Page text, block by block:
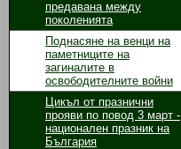
предавана между
поколенията
Поднасяне на венци на
паметниците на
загиналите в
освободителните войни
Цикъл от празнични
прояви по повод 3 март -
национален празник на
България